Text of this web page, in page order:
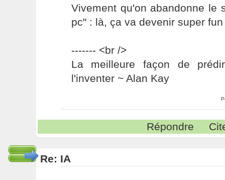
Vivement qu'on abandonne le
pc" : là, ça va devenir super fun
------- <br />
La meilleure façon de
l'inventer ~ Alan Kay
Répondre
Re: IA